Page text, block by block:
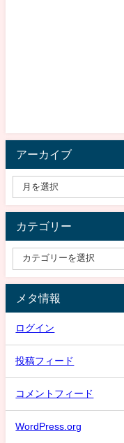
アーカイブ
カテゴリー
メタ情報
ログイン
投稿フィード
コメントフィード
WordPress.org